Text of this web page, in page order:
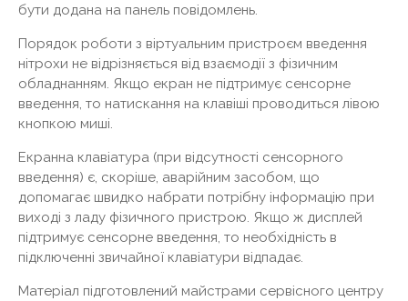
бути додана на панель повідомлень.
Порядок роботи з віртуальним пристроєм введення
нітрохи не відрізняється від взаємодії з фізичним
обладнанням. Якщо екран не підтримує сенсорне
введення, то натискання на клавіші проводиться лівою
кнопкою миші.
Екранна клавіатура (при відсутності сенсорного
введення) є, скоріше, аварійним засобом, що
допомагає швидко набрати потрібну інформацію при
виході з ладу фізичного пристрою. Якщо ж дисплей
підтримує сенсорне введення, то необхідність в
підключенні звичайної клавіатури відпадає.
Матеріал підготовлений майстрами сервісного центру